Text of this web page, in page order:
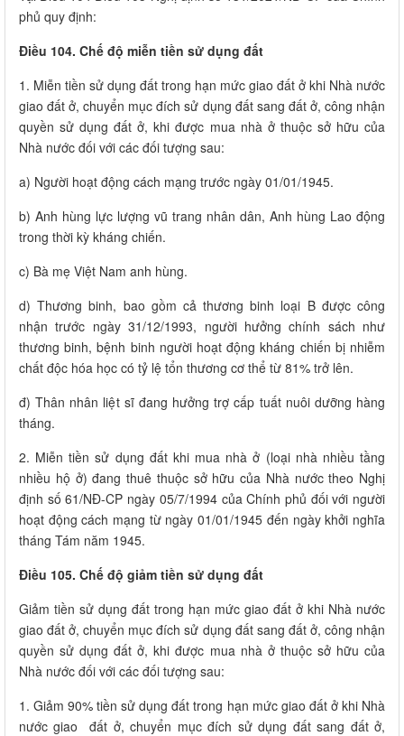
phủ quy định:
Điều 104. Chế độ miễn tiền sử dụng đất
1. Miễn tiền sử dụng đất trong hạn mức giao đất ở khi Nhà nước
giao đất ở, chuyển mục đích sử dụng đất sang đất ở, công nhận
quyền sử dụng đất ở, khi được mua nhà ở thuộc sở hữu của
Nhà nước đối với các đối tượng sau:
a) Người hoạt động cách mạng trước ngày 01/01/1945.
b) Anh hùng lực lượng vũ trang nhân dân, Anh hùng Lao động
trong thời kỳ kháng chiến.
c) Bà mẹ Việt Nam anh hùng.
d) Thương binh, bao gồm cả thương binh loại B được công
nhận trước ngày 31/12/1993, người hưởng chính sách như
thương binh, bệnh binh người hoạt động kháng chiến bị nhiễm
chất độc hóa học có tỷ lệ tổn thương cơ thể từ 81% trở lên.
đ) Thân nhân liệt sĩ đang hưởng trợ cấp tuất nuôi dưỡng hàng
tháng.
2. Miễn tiền sử dụng đất khi mua nhà ở (loại nhà nhiều tầng
nhiều hộ ở) đang thuê thuộc sở hữu của Nhà nước theo Nghị
định số 61/NĐ-CP ngày 05/7/1994 của Chính phủ đối với người
hoạt động cách mạng từ ngày 01/01/1945 đến ngày khởi nghĩa
tháng Tám năm 1945.
Điều 105. Chế độ giảm tiền sử dụng đất
Giảm tiền sử dụng đất trong hạn mức giao đất ở khi Nhà nước
giao đất ở, chuyển mục đích sử dụng đất sang đất ở, công nhận
quyền sử dụng đất ở, khi được mua nhà ở thuộc sở hữu của
Nhà nước đối với các đối tượng sau:
1. Giảm 90% tiền sử dụng đất trong hạn mức giao đất ở khi Nhà
nước giao đất ở, chuyển mục đích sử dụng đất sang đất ở,